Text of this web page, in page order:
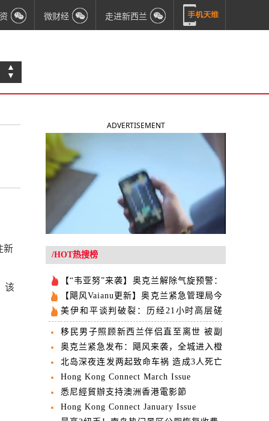
微财经 走进新西兰
▲
▼
新
该
ADVERTISEMENT
/HOT热搜榜
【“韦亚努”来袭】奥克兰解除气旋预警：
风暴转向外海
【飓风Vaianu更新】奥克兰紧急管理局今
晚将开放5处避难场所
美伊和平谈判破裂：历经21小时高层磋
商，双方未达成协议
移民男子照顾新西兰伴侣直至离世 被副
部长特批居留权
奥克兰紧急发布：飓风来袭，全城进入橙
色风暴预警状态
北岛深夜连发两起致命车祸 造成3人死亡
4人受伤
Hong Kong Connect March Issue
悉尼經貿辦支持澳洲香港電影節
Hong Kong Connect January Issue